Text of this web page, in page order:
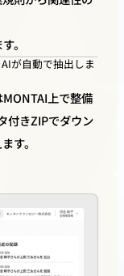
。
が自動で抽出しま
上で整備
付きZIPでダウン
す。